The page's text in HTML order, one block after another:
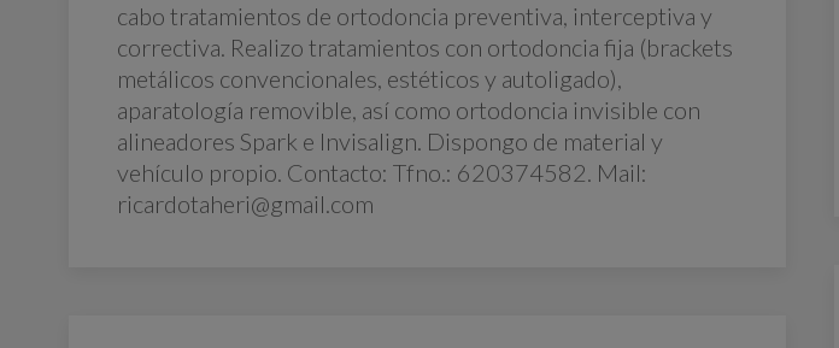
cabo tratamientos de ortodoncia preventiva, interceptiva y
correctiva. Realizo tratamientos con ortodoncia fija (brackets
metálicos convencionales, estéticos y autoligado),
aparatología removible, así como ortodoncia invisible con
alineadores Spark e Invisalign. Dispongo de material y
vehículo propio. Contacto: Tfno.: 620374582. Mail:
ricardotaheri@gmail.com